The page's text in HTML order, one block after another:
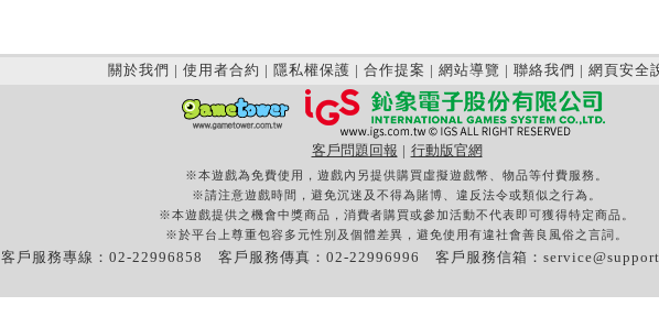
關於我們 | 使用者合約 | 隱私權保護 | 合作提案 | 網站導覽 | 聯絡我們 | 網頁安全
客戶問題回報 | 行動版官網
※本遊戲為免費使用，遊戲內另提供購買虛擬遊戲幣、物品等付費服務。
※請注意遊戲時間，避免沉迷及不得為賭博、違反法令或類似之行為。
※本遊戲提供之機會中獎商品，消費者購買或參加活動不代表即可獲得特定商品。
※於平台上尊重包容多元性別及個體差異，避免使用有違社會善良風俗之言詞。
客戶服務專線：02-22996858 客戶服務傳真：02-22996996 客戶服務信箱：